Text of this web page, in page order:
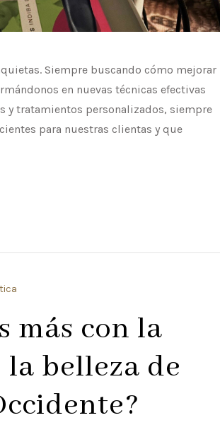
Siempre buscando cómo mejorar
en nuevas técnicas efectivas
y tratamientos personalizados, siempre
para nuestras clientas y que
más con la
belleza de